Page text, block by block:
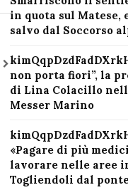
in quota sul
salvo dal Soccorso
non porta fiori”, la
di Lina Colacillo
Messer Marino
«Pagare di più
lavorare nelle aree
Togliendoli dal